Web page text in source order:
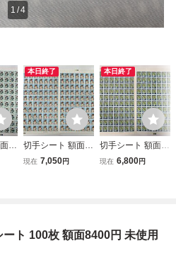
1/4
8
本日終了
切手シート 額面8
000円分 40円 100
現在 7,050円
本日終了
切手シート 額面8
000円分 40円 100
現在 6,800円
ト 100枚 額面8400円 未使用